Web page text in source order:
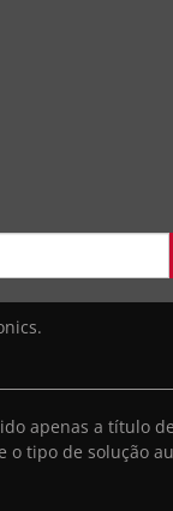
apenas a título
tipo de solução